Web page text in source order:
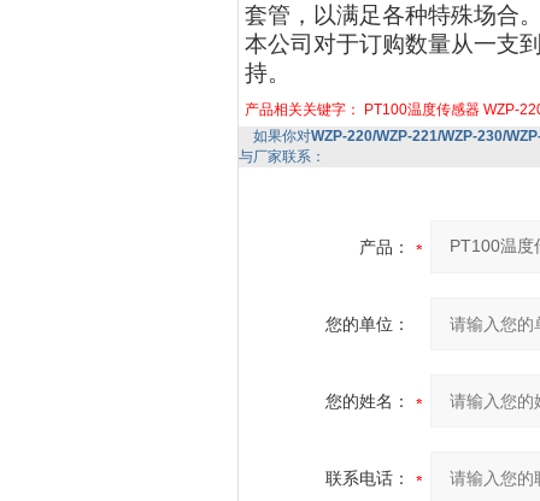
套管，以满足各种特殊场合
本公司对于订购数量从一支
持。
产品相关关键字： PT100温度传感器 WZP-
如果你对WZP-220/WZP-221/WZP-230/
与厂家联系：
产品：
您的单位：
您的姓名：
联系电话：